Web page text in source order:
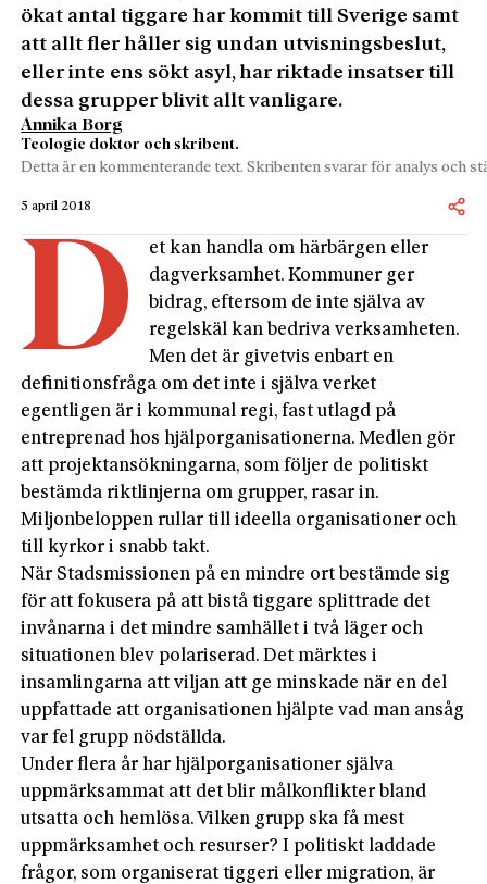
ökat antal tiggare har kommit till Sverige samt
att allt fler håller sig undan utvisningsbeslut,
eller inte ens sökt asyl, har riktade insatser till
dessa grupper blivit allt vanligare.
Annika Borg
Teologie doktor och skribent.
Detta är en kommenterande text. Skribenten svarar för analys och
5 april 2018
D
et kan handla om härbärgen eller
dagverksamhet. Kommuner ger
bidrag, eftersom de inte själva av
regelskäl kan bedriva verksamheten.
Men det är givetvis enbart en
definitionsfråga om det inte i själva verket
egentligen är i kommunal regi, fast utlagd på
entreprenad hos hjälporganisationerna. Medlen gör
att projektansökningarna, som följer de politiskt
bestämda riktlinjerna om grupper, rasar in.
Miljonbeloppen rullar till ideella organisationer och
till kyrkor i snabb takt.
När Stadsmissionen på en mindre ort bestämde sig
för att fokusera på att bistå tiggare splittrade det
invånarna i det mindre samhället i två läger och
situationen blev polariserad. Det märktes i
insamlingarna att viljan att ge minskade när en del
uppfattade att organisationen hjälpte vad man ansåg
var fel grupp nödställda.
Under flera år har hjälporganisationer själva
uppmärksammat att det blir målkonflikter bland
utsatta och hemlösa. Vilken grupp ska få mest
uppmärksamhet och resurser? I politiskt laddade
frågor, som organiserat tiggeri eller migration, är